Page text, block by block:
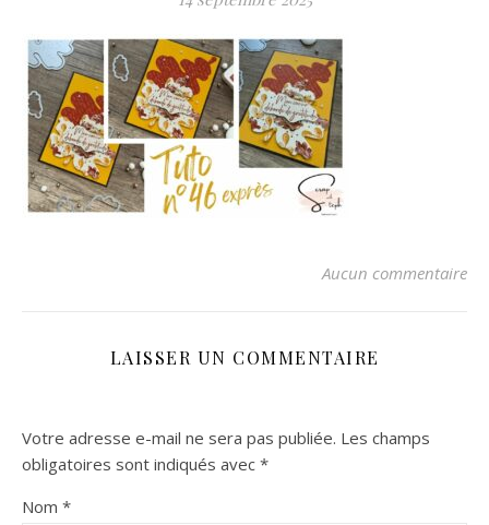
Aucun commentaire
LAISSER UN COMMENTAIRE
Votre adresse e-mail ne sera pas publiée. Les champs
obligatoires sont indiqués avec *
Nom *